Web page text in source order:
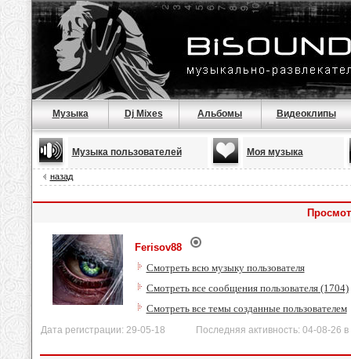
Музыка Dj Mixes Альбомы Видеоклипы
Музыка пользователей Моя музыка
назад
Ferisov88
Смотреть всю музыку пользователя
Смотреть все сообщения пользователя (1704)
Смотреть все темы созданные пользователем
Дата регистрации: 29-05-18 Последняя активность: 04-08-26 в